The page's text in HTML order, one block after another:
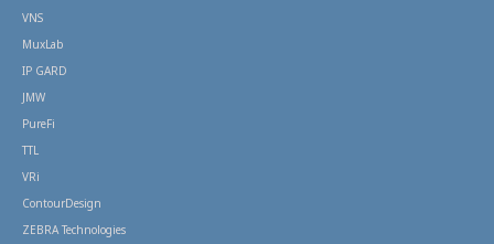
VNS
MuxLab
IP GARD
JMW
PureFi
TTL
VRi
ContourDesign
ZEBRA Technologies